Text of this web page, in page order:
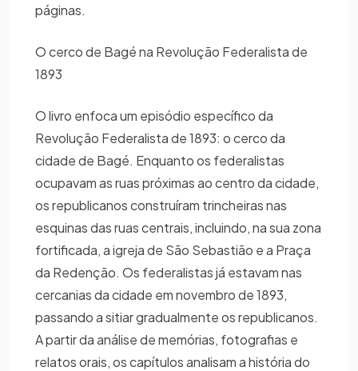
páginas.
O cerco de Bagé na Revolução Federalista de
1893
O livro enfoca um episódio específico da
Revolução Federalista de 1893: o cerco da
cidade de Bagé. Enquanto os federalistas
ocupavam as ruas próximas ao centro da cidade,
os republicanos construíram trincheiras nas
esquinas das ruas centrais, incluindo, na sua zona
fortificada, a igreja de São Sebastião e a Praça
da Redenção. Os federalistas já estavam nas
cercanias da cidade em novembro de 1893,
passando a sitiar gradualmente os republicanos.
A partir da análise de memórias, fotografias e
relatos orais, os capítulos analisam a história do